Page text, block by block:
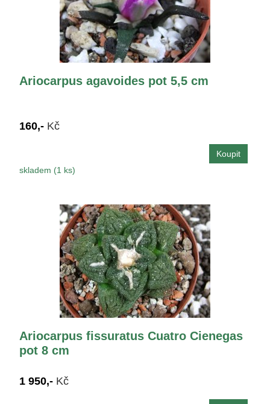
Ariocarpus agavoides pot 5,5 cm
160,- Kč
skladem (1 ks)
Ariocarpus fissuratus Cuatro Cienegas
pot 8 cm
1 950,- Kč